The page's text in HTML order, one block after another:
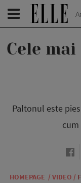
Cele
Paltonul este
cum
HOMEPAGE / VIDEO /